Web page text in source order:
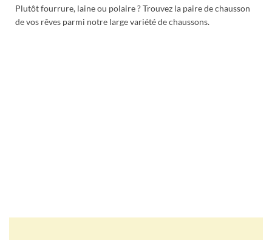
Plutôt fourrure, laine ou polaire ? Trouvez la paire de chausson
de vos rêves parmi notre large variété de chaussons.